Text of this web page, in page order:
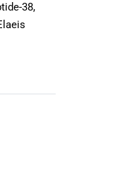
38,